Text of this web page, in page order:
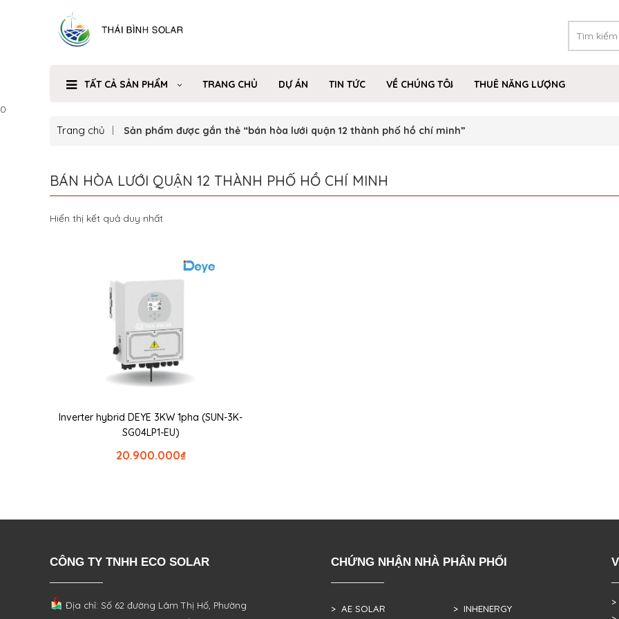
TẤT CẢ SẢN PHẨM TRANG CHỦ DỰ ÁN TIN TỨC VỀ CHÚNG TÔI
THUÊ NĂNG LƯỢNG
0
Trang chủ Sản phẩm được gắn thẻ “bán hòa lưới quận 12 thành phố hồ chí minh”
BÁN HÒA LƯỚI QUẬN 12 THÀNH PHỐ HỒ CHÍ MINH
Hiển thị kết quả duy nhất
Inverter hybrid DEYE 3KW 1pha (SUN-3K-
SG04LP1-EU)
₫
20.900.000
CÔNG TY TNHH ECO SOLAR
Địa chỉ: Số 62 đường Lâm Thị Hố, Phường
CHỨNG NHẬN NHÀ PHÂN PHỐI
> AE SOLAR > INHENERGY
>